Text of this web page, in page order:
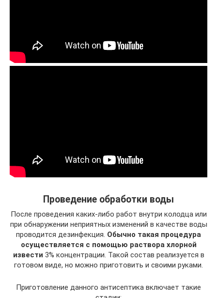
Проведение обработки воды
После проведения каких-либо работ внутри колодца или
при обнаружении неприятных изменений в качестве воды
проводится дезинфекция. Обычно такая процедура
осуществляется с помощью раствора хлорной
извести 3% концентрации. Такой состав реализуется в
готовом виде, но можно приготовить и своими руками.
Приготовление данного антисептика включает такие